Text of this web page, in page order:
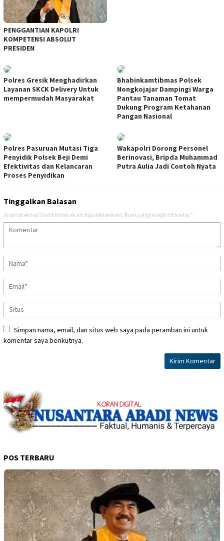
PENGGANTIAN KAPOLRI
KOMPETENSI ABSOLUT
PRESIDEN
Polres Gresik Menghadirkan
Layanan SKCK Delivery Untuk
mempermudah Masyarakat
Bhabinkamtibmas Polsek
Nongkojajar Dampingi Warga
Pantau Tanaman Tomat
Dukung Program Ketahanan
Pangan Nasional
Polres Pasuruan Mutasi Tiga
Penyidik Polsek Beji Demi
Efektivitas dan Kelancaran
Proses Penyidikan
Wakapolri Dorong Personel
Berinovasi, Bripda Muhammad
Putra Aulia Jadi Contoh Nyata
Tinggalkan Balasan
Alamat email Anda tidak akan dipublikasikan. Ruas yang wajib ditandai *
Simpan nama, email, dan situs web saya pada peramban ini untuk
komentar saya berikutnya.
POS TERBARU